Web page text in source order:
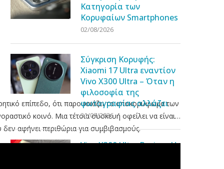
επίπεδο, ότι παρουσιάζει το αποκορύφωμα των
κοινό. Μια τέτοια συσκευή οφείλει να είναι…
αφήνει περιθώρια για συμβιβασμούς.
Κατηγορία των
Κορυφαίων Smartphones
02/08/2026
Σύγκριση Κορυφής:
Xiaomi 17 Ultra εναντίον
Vivo X300 Ultra – Όταν η
φιλοσοφία της
φωτογραφίας αλλάζει
31/07/2026
Vivo X300 Ultra Review: Η